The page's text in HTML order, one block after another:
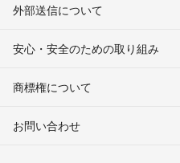
外部送信について
安心・安全のための取り組み
商標権について
お問い合わせ